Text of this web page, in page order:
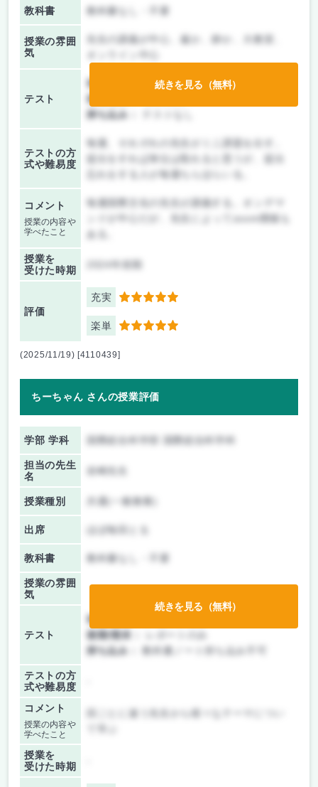
教科書 教科書なし・不要
授業の雰囲
気
先生の講義が中心、厳か、静か、大教室、
テスト
前期/中間：
テスト・レポート両方なし
後期/期末：
持ち込み：
テストの方
式や難易度
毎週、それぞれの先生がミニ課題を出す。
忘れをする人が毎週ちらほらいる。
コメント
授業の内容や
学べたこと
毎週国際文化の先生が講義する。オンデマ
ンドが中心だが、先生によってzoom開催も
ある。
授業を
受けた時期
評価
充実 5
楽単 5
続きを見る（無料）
(2025/11/19) [4110439]
ちーちゃん さんの授業評価
学部 学科 国際総合科学部 国際総合科学科
担当の先生
名
岩崎先生
授業種別 共通(一般教養)
出席 ほぼ毎回とる
教科書 教科書なし・不要
授業の雰囲
気
テスト
前期/中間：
後期/期末：
持ち込み：
教科書ノート持ち込み不可
テストの方
式や難易度
コメント
授業の内容や
学べたこと
回ごとに違う先生から様々なテーマについ
授業を
受けた時期
続きを見る（無料）